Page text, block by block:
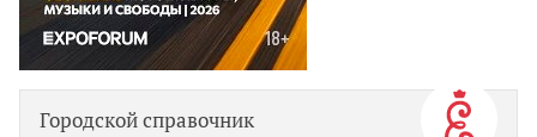
Городской справочник